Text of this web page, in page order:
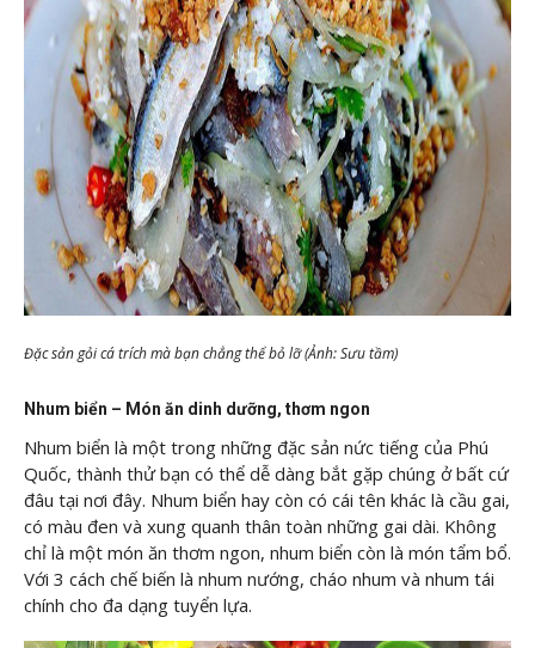
Đặc sản gỏi cá trích mà bạn chẳng thể bỏ lỡ (Ảnh: Sưu tầm)
Nhum biển – Món ăn dinh dưỡng, thơm ngon
Nhum biển là một trong những đặc sản nức tiếng của Phú
Quốc, thành thử bạn có thể dễ dàng bắt gặp chúng ở bất cứ
đâu tại nơi đây. Nhum biển hay còn có cái tên khác là cầu gai,
có màu đen và xung quanh thân toàn những gai dài. Không
chỉ là một món ăn thơm ngon, nhum biển còn là món tẩm bổ.
Với 3 cách chế biến là nhum nướng, cháo nhum và nhum tái
chính cho đa dạng tuyển lựa.